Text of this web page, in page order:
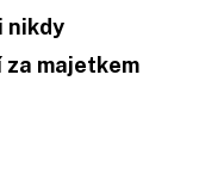
nikdy
majetkem